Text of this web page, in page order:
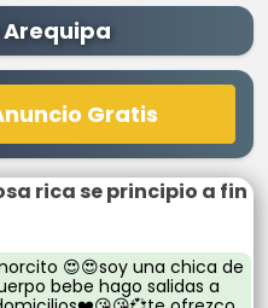
Arequipa
Gratis
rica se principio a fin
😍😍soy una chica de
bebe hago salidas a